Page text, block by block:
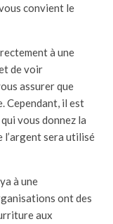
convient le
à une
de voir
assurer que
Cependant, il est
vous donnez la
l’argent sera utilisé
à une
ont des
aux